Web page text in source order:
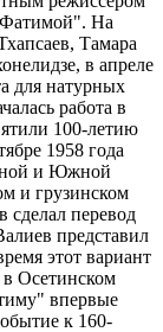
На
Тамара
в апреле
для натурных
работа в
100-летию
1958 года
и Южной
и грузинском
сделал перевод
представил
этот вариант
в Осетинском
впервые
к 160-